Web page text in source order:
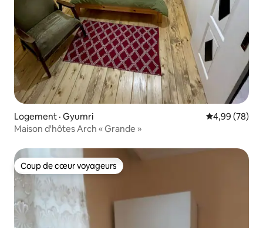
Logement · Gyumri Note
4,99 (78)
Maison d'hôtes Arch « Grande »
Coup de cœur voyageurs
Coup de cœur voyageurs